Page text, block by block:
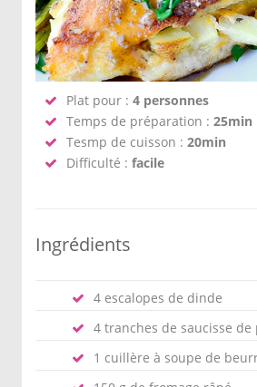
Plat pour : 4 personnes
Temps de préparation : 25min
Tesmp de cuisson : 20min
Difficulté : facile
Ingrédients
4 escalopes de dinde
4 tranches de saucisse de
1 cuillère à soupe de